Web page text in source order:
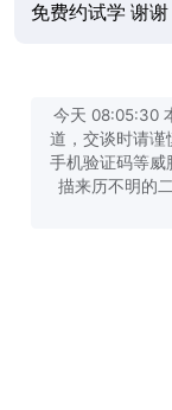
免费约试学 谢谢
今天 08:05:30
道，交谈时请谨
手机验证码等威
描来历不明的